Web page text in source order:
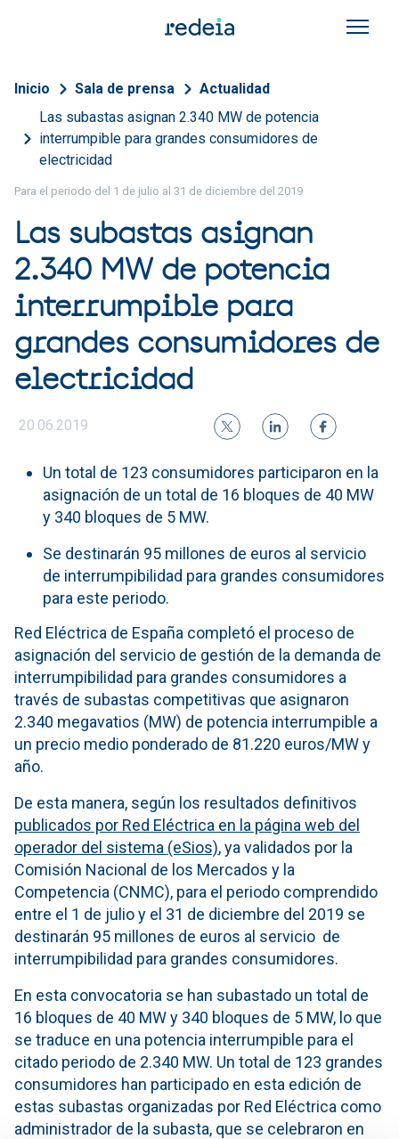
Sobrescribir enlaces de
Inicio Sala de prensa
Actualidad
Las subastas asignan 2.340 MW de potencia
interrumpible para grandes consumidores de
electricidad
Para el periodo del 1 de julio al 31 de diciembre del 2019
Las subastas asignan
2.340 MW de potencia
interrumpible para
grandes consumidores de
electricidad
20.06.2019
Un total de 123 consumidores participaron en la
asignación de un total de 16 bloques de 40 MW
y 340 bloques de 5 MW.
Se destinarán 95 millones de euros al servicio
de interrumpibilidad para grandes consumidores
para este periodo.
Red Eléctrica de España completó el proceso de
asignación del servicio de gestión de la demanda de
interrumpibilidad para grandes consumidores a
través de subastas competitivas que asignaron
2.340 megavatios (MW) de potencia interrumpible a
un precio medio ponderado de 81.220 euros/MW y
año.
De esta manera, según los resultados definitivos
publicados por Red Eléctrica en la página web del
operador del sistema (eSios), ya validados por la
Comisión Nacional de los Mercados y la
Competencia (CNMC), para el periodo comprendido
entre el 1 de julio y el 31 de diciembre del 2019 se
destinarán 95 millones de euros al servicio de
interrumpibilidad para grandes consumidores.
En esta convocatoria se han subastado un total de
16 bloques de 40 MW y 340 bloques de 5 MW, lo que
se traduce en una potencia interrumpible para el
citado periodo de 2.340 MW. Un total de 123 grandes
consumidores han participado en esta edición de
estas subastas organizadas por Red Eléctrica como
administrador de la subasta, que se celebraron en